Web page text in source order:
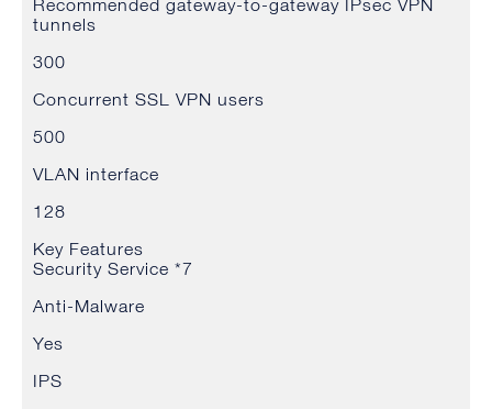
Recommended gateway-to-gateway IPsec VPN
tunnels
300
Concurrent SSL VPN users
500
VLAN interface
128
Key Features
Security Service *7
Anti-Malware
Yes
IPS